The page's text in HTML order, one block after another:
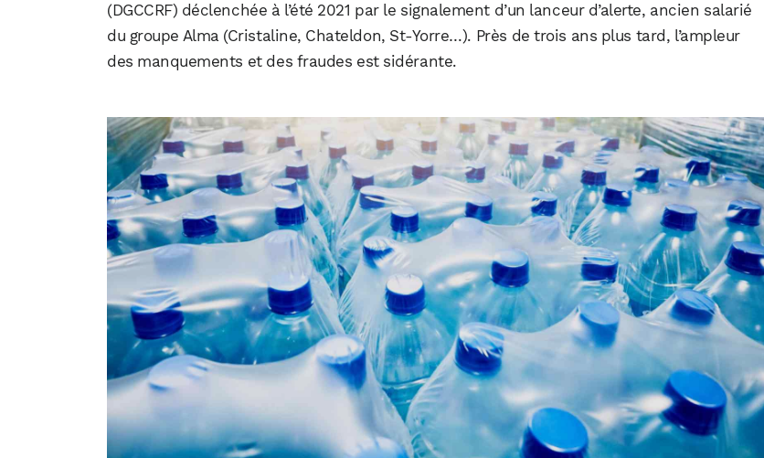
(DGCCRF) déclenchée à l’été 2021 par le signalement d’un lanceur d’alerte, ancien salarié
du groupe Alma (Cristaline, Chateldon, St-Yorre…). Près de trois ans plus tard, l’ampleur
des manquements et des fraudes est sidérante.